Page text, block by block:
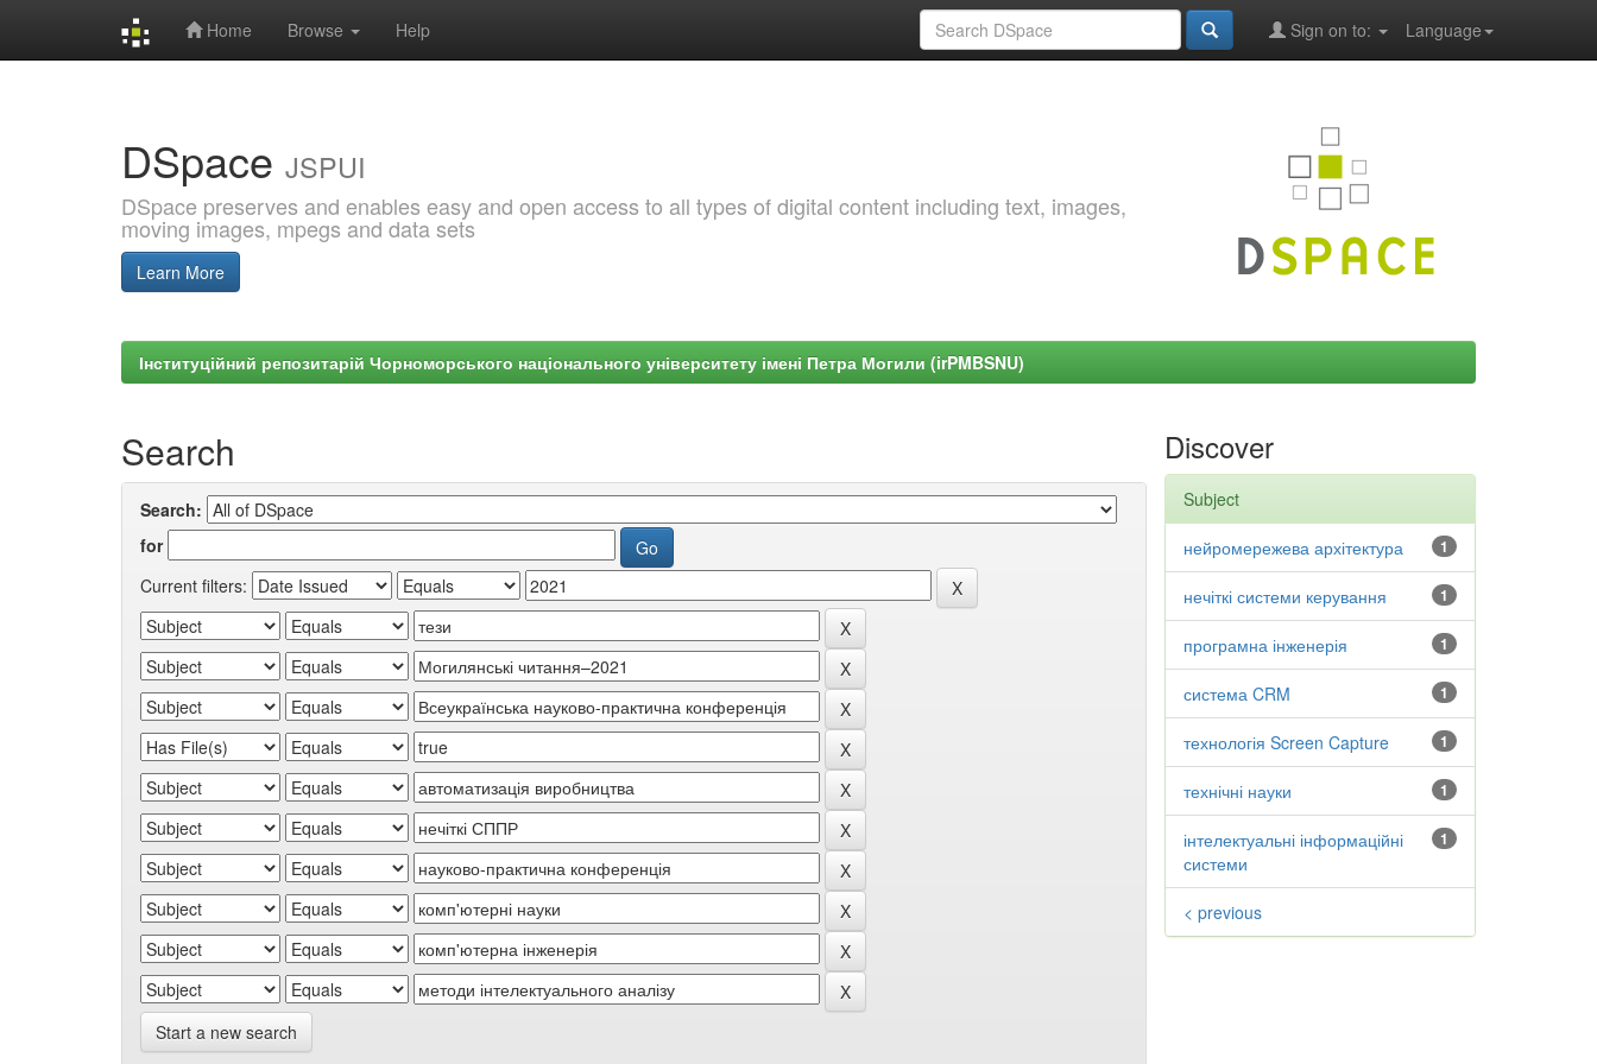
Home Browse Help Language
Sign on to:
DSpace JSPUI
DSpace preserves and enables easy and open access to all types of digital content including text, images,
moving images, mpegs and data sets
Learn More
Інституційний репозитарій Чорноморського національного університету імені Петра Могили (irPMBSNU)
Search
Search:
for
Current filters:
Start a new search
Discover
Subject
1
нейромережева архітектура
1
нечіткі системи керування
1
програмна інженерія
1
система CRM
1
технологія Screen Capture
1
технічні науки
1
інтелектуальні інформаційні
системи
< previous